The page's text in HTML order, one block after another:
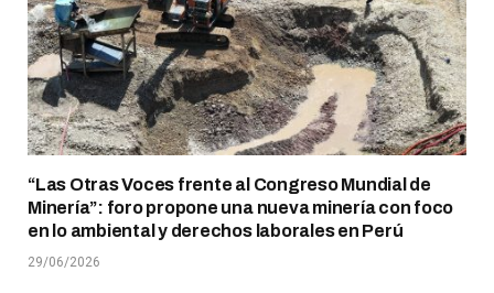
“Las Otras Voces frente al Congreso Mundial de
Minería”: foro propone una nueva minería con foco
en lo ambiental y derechos laborales en Perú
29/06/2026